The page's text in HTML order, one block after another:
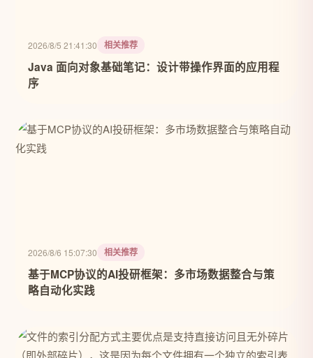
2026/8/5 21:41:30 相关推荐
Java 面向对象基础笔记：设计带操作界面的应用程
序
2026/8/6 15:07:30 相关推荐
基于MCP协议的AI投研框架：多市场数据整合与策
略自动化实践